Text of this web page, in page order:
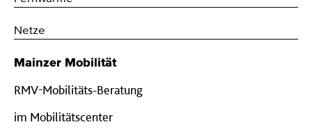
Netze
Mainzer Mobilität
RMV-Mobilitäts-Beratung
im Mobilitätscenter